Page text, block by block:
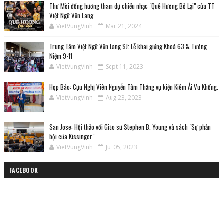
Thư Mời đồng hương tham dự chiều nhạc "Quê Hương Bỏ Lại" của TT
Việt Ngữ Văn Lang
VietVungVinh Mar 21, 2024
Trung Tâm Việt Ngữ Văn Lang SJ: Lễ khai giảng Khoá 63 & Tưởng
Niệm 9-11
VietVungVinh Sept 11, 2023
Họp Báo: Cựu Nghị Viên Nguyễn Tâm Thắng vụ kiện Kiêm Ái Vu Khống.
VietVungVinh Aug 23, 2023
San Jose: Hội thảo với Giáo sư Stephen B. Young và sách "Sự phản
bội của Kissinger"
VietVungVinh Jul 05, 2023
FACEBOOK